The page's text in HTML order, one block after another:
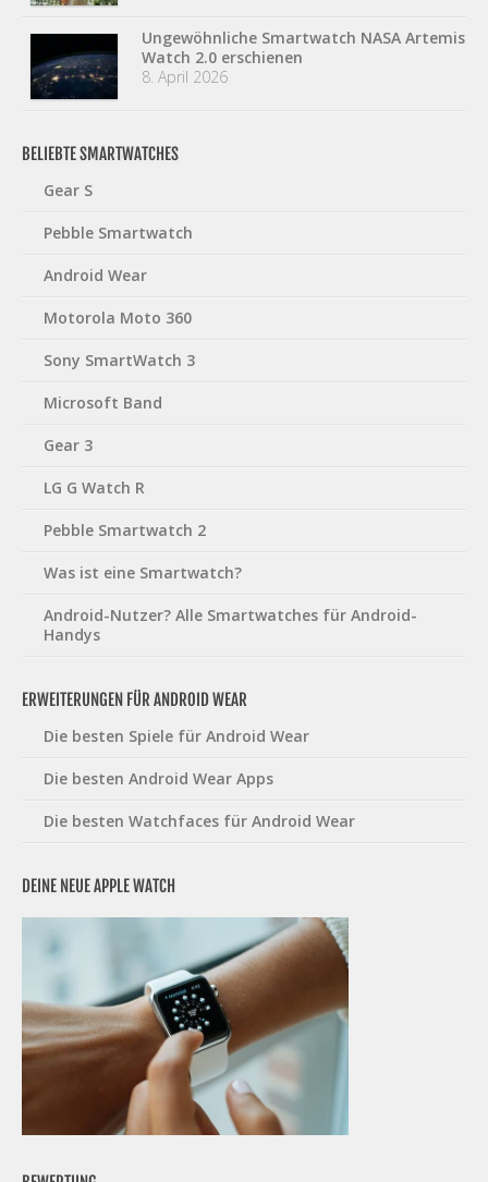
Ungewöhnliche Smartwatch NASA Artemis
Watch 2.0 erschienen
8. April 2026
BELIEBTE SMARTWATCHES
Gear S
Pebble Smartwatch
Android Wear
Motorola Moto 360
Sony SmartWatch 3
Microsoft Band
Gear 3
LG G Watch R
Pebble Smartwatch 2
Was ist eine Smartwatch?
Android-Nutzer? Alle Smartwatches für Android-
Handys
ERWEITERUNGEN FÜR ANDROID WEAR
Die besten Spiele für Android Wear
Die besten Android Wear Apps
Die besten Watchfaces für Android Wear
DEINE NEUE APPLE WATCH